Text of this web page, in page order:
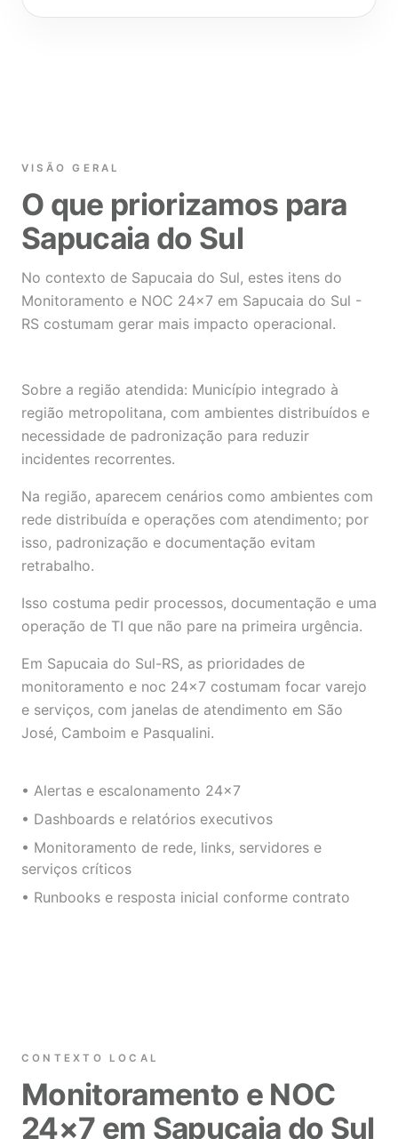
VISÃO GERAL
O que priorizamos para
Sapucaia do Sul
No contexto de Sapucaia do Sul, estes itens do
Monitoramento e NOC 24×7 em Sapucaia do Sul -
RS costumam gerar mais impacto operacional.
Sobre a região atendida: Município integrado à
região metropolitana, com ambientes distribuídos e
necessidade de padronização para reduzir
incidentes recorrentes.
Na região, aparecem cenários como ambientes com
rede distribuída e operações com atendimento; por
isso, padronização e documentação evitam
retrabalho.
Isso costuma pedir processos, documentação e uma
operação de TI que não pare na primeira urgência.
Em Sapucaia do Sul-RS, as prioridades de
monitoramento e noc 24×7 costumam focar varejo
e serviços, com janelas de atendimento em São
José, Camboim e Pasqualini.
• Alertas e escalonamento 24×7
• Dashboards e relatórios executivos
• Monitoramento de rede, links, servidores e
serviços críticos
• Runbooks e resposta inicial conforme contrato
CONTEXTO LOCAL
Monitoramento e NOC
24×7 em Sapucaia do Sul